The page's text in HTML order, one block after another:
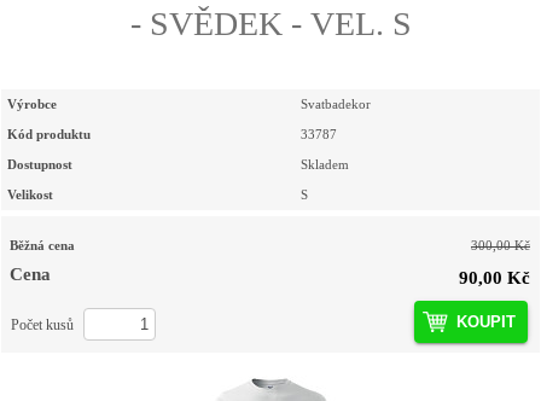
- SVĚDEK - VEL. S
Výrobce Svatbadekor
Kód produktu 33787
Dostupnost Skladem
Velikost S
Běžná cena 300,00 Kč
Cena 90,00 Kč
KOUPIT
Počet kusů